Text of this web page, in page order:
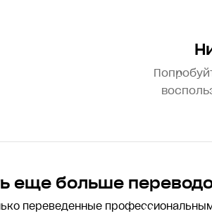
еще больше
переведенные